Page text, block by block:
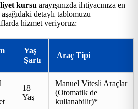
kursu arayışınızda ihtiyacınıza en
detaylı tablomuzu
hizmet veriyoruz:
Yaş
Şartı
Araç Tipi
18
Yaş
Manuel Vitesli Araçlar
(Otomatik de
kullanabilir)*